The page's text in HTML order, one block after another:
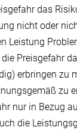
das
nicht oder
Leistung
Preisgefahr
erbringen zu
zu
nur in Bezug
die